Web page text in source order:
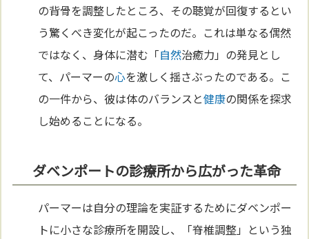
の背骨を調整したところ、その聴覚が回復するとい
う驚くべき変化が起こったのだ。これは単なる偶然
ではなく、身体に潜む「自然治癒力」の発見とし
て、パーマーの心を激しく揺さぶったのである。こ
の一件から、彼は体のバランスと健康の関係を探求
し始めることになる。
ダベンポートの診療所から広がった革命
パーマーは自分の理論を実証するためにダベンポー
トに小さな診療所を開設し、「脊椎調整」という独